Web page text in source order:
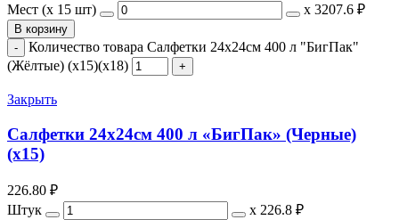
Мест (x 15 шт)
х 3207.6 ₽
В корзину
Количество товара Салфетки 24х24см 400 л "БигПак"
(Жёлтые) (х15)(х18)
Закрыть
Салфетки 24х24см 400 л «БигПак» (Черные)
(х15)
226.80 ₽
Штук
х 226.8 ₽